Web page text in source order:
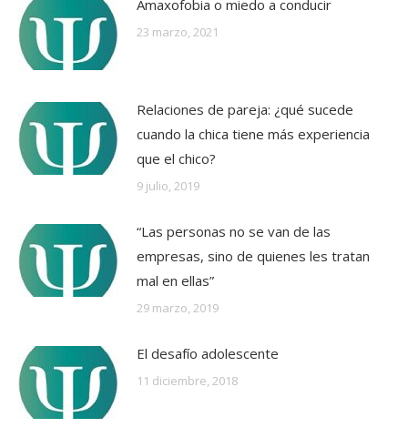
Amaxofobia o miedo a conducir
23 marzo, 2021
Relaciones de pareja: ¿qué sucede
cuando la chica tiene más experiencia
que el chico?
9 julio, 2019
“Las personas no se van de las
empresas, sino de quienes les tratan
mal en ellas”
29 marzo, 2019
El desafío adolescente
11 diciembre, 2018